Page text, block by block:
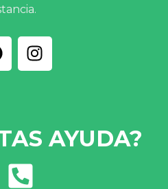
AYUDA?